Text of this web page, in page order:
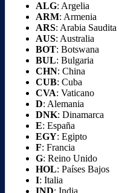
ALG: Argelia
ARM: Armenia
ARS: Arabia Saudita
AUS: Australia
BOT: Botswana
BUL: Bulgaria
CHN: China
CUB: Cuba
CVA: Vaticano
D: Alemania
DNK: Dinamarca
E: España
EGY: Egipto
F: Francia
G: Reino Unido
HOL: Países Bajos
I: Italia